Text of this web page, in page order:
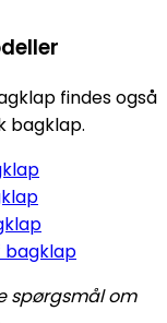
findes også
bagklap.
bagklap
spørgsmål om